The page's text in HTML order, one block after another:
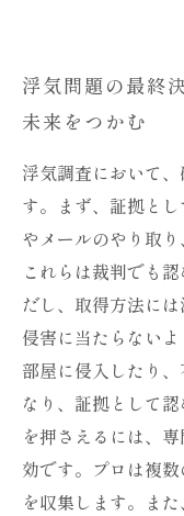
浮気問題の最終
未来をつかむ
浮気調査において
す。まず、証拠と
やメールのやり取
これらは裁判でも
だし、取得方法に
侵害に当たらない
部屋に侵入したり
なり、証拠として
を押さえるには、
効です。プロは複
を収集します。ま